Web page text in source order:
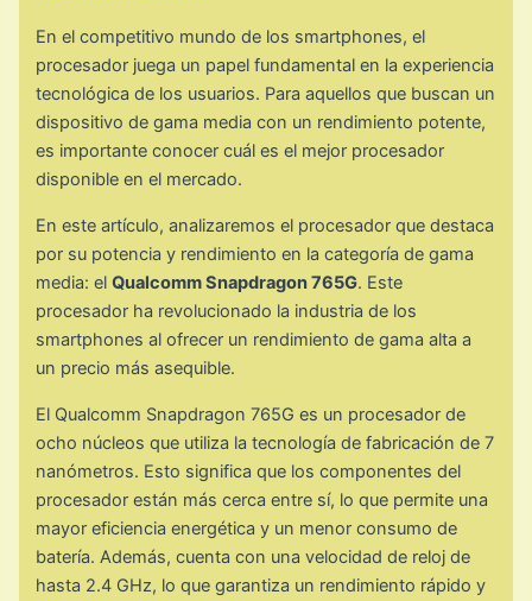
En el competitivo mundo de los smartphones, el
procesador juega un papel fundamental en la experiencia
tecnológica de los usuarios. Para aquellos que buscan un
dispositivo de gama media con un rendimiento potente,
es importante conocer cuál es el mejor procesador
disponible en el mercado.
En este artículo, analizaremos el procesador que destaca
por su potencia y rendimiento en la categoría de gama
media: elQualcomm Snapdragon 765G. Este
procesador ha revolucionado la industria de los
smartphones al ofrecer un rendimiento de gama alta a
un precio más asequible.
El Qualcomm Snapdragon 765G es un procesador de
ocho núcleos que utiliza la tecnología de fabricación de 7
nanómetros. Esto significa que los componentes del
procesador están más cerca entre sí, lo que permite una
mayor eficiencia energética y un menor consumo de
batería. Además, cuenta con una velocidad de reloj de
hasta 2.4 GHz, lo que garantiza un rendimiento rápido y